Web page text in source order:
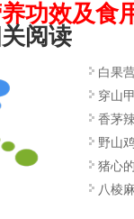
功效及食
阅读
白果
穿山
香茅
野山
猪心
八棱